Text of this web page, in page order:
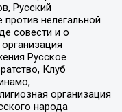
Русский
нелегальной
совести и о
Русское
Клуб
организация
народа